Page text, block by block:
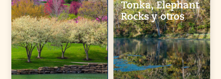
Tonka, Elephant
Rocks y otros